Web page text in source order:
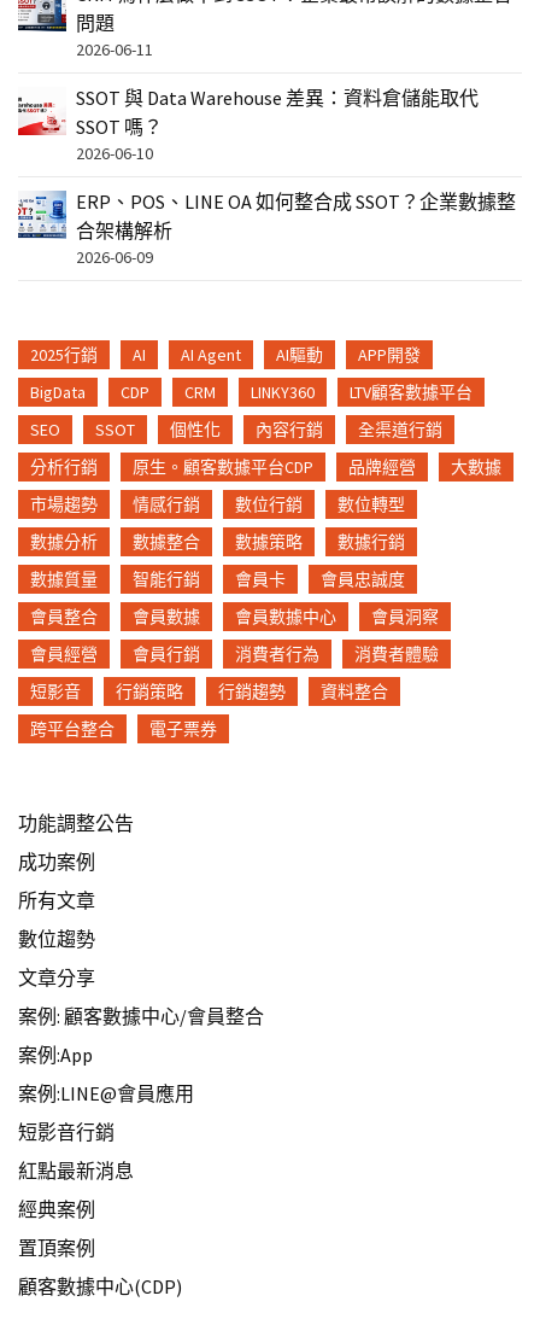
問題
2026-06-11
SSOT 與 Data Warehouse 差異：資料倉儲能取代
SSOT 嗎？
2026-06-10
ERP、POS、LINE OA 如何整合成 SSOT？企業數據整
合架構解析
2026-06-09
2025行銷 AI AI Agent AI驅動
APP開發
BigData
CDP CRM LINKY360
LTV顧客數據平台
SEO
SSOT 個性化 內容行銷
全渠道行銷
分析行銷
原生。顧客數據平台CDP 品牌經營
大數據
市場趨勢
情感行銷 數位行銷
數位轉型
數據分析
數據整合 數據策略
數據行銷
數據質量
智能行銷 會員卡
會員忠誠度
會員整合
會員數據 會員數據中心
會員洞察
會員經營
會員行銷 消費者行為
消費者體驗
短影音
行銷策略 行銷趨勢
資料整合
跨平台整合
電子票券
功能調整公告
成功案例
所有文章
數位趨勢
文章分享
案例: 顧客數據中心/會員整合
案例:App
案例:LINE@會員應用
短影音行銷
紅點最新消息
經典案例
置頂案例
顧客數據中心(CDP)